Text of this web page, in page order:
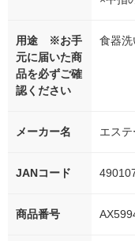
用途 ※お手
元に届いた商
品を必ずご確
認ください
食器洗
メーカー名 エステ
JANコード
商品番号